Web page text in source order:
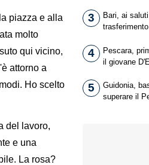
piazza e alla
molto
qui vicino,
attorno a
Ho scelto
del lavoro,
e una
La rosa?
3
Bari, ai
4
Pescara,
il giovane
5
Guidonia,
superare il